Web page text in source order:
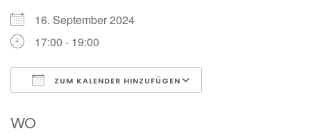
16. September 2024
17:00 - 19:00
ZUM KALENDER HINZUFÜGEN
WO